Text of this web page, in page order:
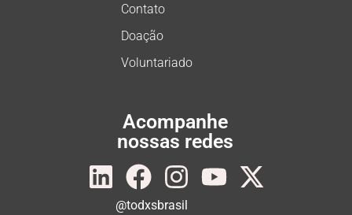
Contato
Doação
Voluntariado
Acompanhe
nossas redes
@todxsbrasil